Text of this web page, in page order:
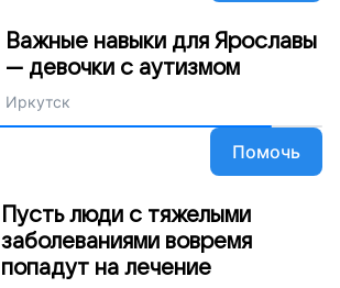
Важные навыки для Ярославы
— девочки с аутизмом
Иркутск
Помочь
Пусть люди с тяжелыми
заболеваниями вовремя
попадут на лечение